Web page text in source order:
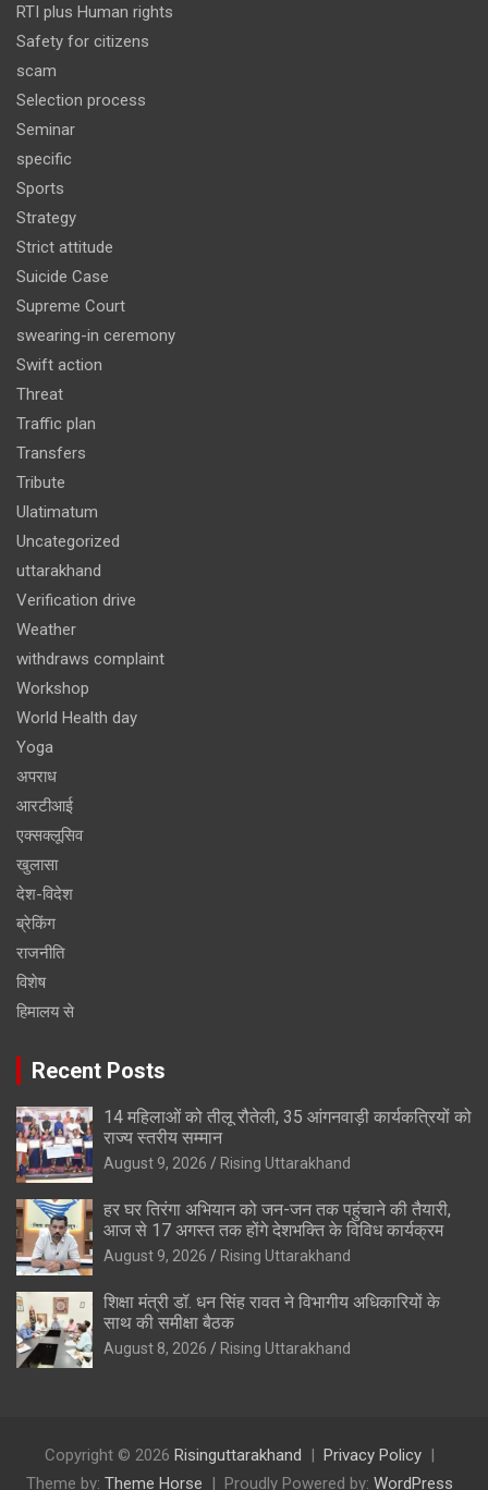
RTI plus Human rights
Safety for citizens
scam
Selection process
Seminar
specific
Sports
Strategy
Strict attitude
Suicide Case
Supreme Court
swearing-in ceremony
Swift action
Threat
Traffic plan
Transfers
Tribute
Ulatimatum
Uncategorized
uttarakhand
Verification drive
Weather
withdraws complaint
Workshop
World Health day
Yoga
अपराध
आरटीआई
एक्सक्लूसिव
खुलासा
देश-विदेश
ब्रेकिंग
राजनीति
विशेष
हिमालय से
Recent Posts
14 महिलाओं को तीलू रौतेली, 35 आंगनवाड़ी कार्यकत्रियों को
राज्य स्तरीय सम्मान
August 9, 2026 Rising Uttarakhand
हर घर तिरंगा अभियान को जन-जन तक पहुंचाने की तैयारी,
आज से 17 अगस्त तक होंगे देशभक्ति के विविध कार्यक्रम
August 9, 2026 Rising Uttarakhand
शिक्षा मंत्री डॉ. धन सिंह रावत ने विभागीय अधिकारियों के
साथ की समीक्षा बैठक
August 8, 2026 Rising Uttarakhand
Copyright © 2026 Risinguttarakhand
Privacy Policy
Theme by: Theme Horse Proudly Powered by: WordPress